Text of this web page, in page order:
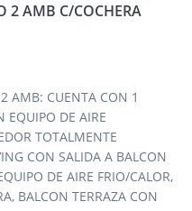
2 AMB C/COCHERA
AMB: CUENTA CON 1
EQUIPO DE AIRE
TOTALMENTE
CON SALIDA A BALCON
DE AIRE FRIO/CALOR,
BALCON TERRAZA CON